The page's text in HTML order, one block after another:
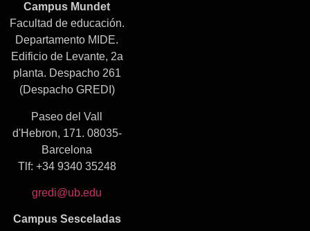
Campus Mundet
Facultad de educación.
Departamento MIDE.
Edificio de Levante, 2a
planta. Despacho 261
(Despacho GREDI)
Paseo del Vall
d'Hebron, 171. 08035-
Barcelona
Tlf: +34 9340 35248
gredi@ub.edu
Campus Sesceladas